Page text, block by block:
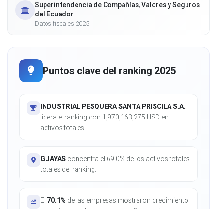
Superintendencia de Compañías, Valores y Seguros
del Ecuador
Datos fiscales 2025
Puntos clave del ranking 2025
INDUSTRIAL PESQUERA SANTA PRISCILA S.A.
lidera el ranking con 1,970,163,275 USD en
activos totales.
GUAYAS concentra el 69.0% de los activos totales
totales del ranking.
El 70.1% de las empresas mostraron crecimiento